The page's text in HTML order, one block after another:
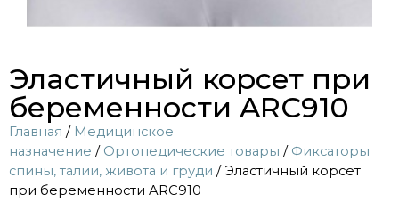
Эластичный корсет при
беременности ARC910
Главная / Медицинское
назначение / Ортопедические товары / Фиксаторы
спины, талии, живота и груди / Эластичный корсет
при беременности ARC910